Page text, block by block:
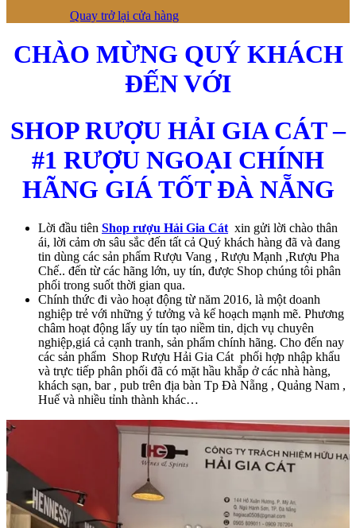
Quay trở lại cửa hàng
CHÀO MỪNG QUÝ KHÁCH
ĐẾN VỚI
SHOP RƯỢU HẢI GIA CÁT –
#1 RƯỢU NGOẠI CHÍNH
HÃNG GIÁ TỐT ĐÀ NẴNG
Lời đầu tiên Shop rượu Hải Gia Cát xin gửi lời chào thân
ái, lời cảm ơn sâu sắc đến tất cả Quý khách hàng đã và đang
tin dùng các sản phẩm Rượu Vang , Rượu Mạnh ,Rượu Pha
Chế.. đến từ các hãng lớn, uy tín, được Shop chúng tôi phân
phối trong suốt thời gian qua.
Chính thức đi vào hoạt động từ năm 2016, là một doanh
nghiệp trẻ với những ý tưởng và kế hoạch mạnh mẽ. Phương
châm hoạt động lấy uy tín tạo niềm tin, dịch vụ chuyên
nghiệp,giá cả cạnh tranh, sản phẩm chính hãng. Cho đến nay
các sản phẩm Shop Rượu Hải Gia Cát phối hợp nhập khẩu
và trực tiếp phân phối đã có mặt hầu khắp ở các nhà hàng,
khách sạn, bar , pub trên địa bàn Tp Đà Nẵng , Quảng Nam ,
Huế và nhiều tỉnh thành khác…